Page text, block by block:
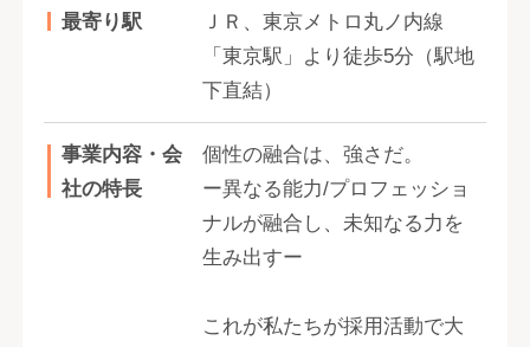
最寄り駅
ＪＲ、東京メトロ丸ノ内線
「東京駅」より徒歩5分（駅地
下直結）
事業内容・会
社の特長
個性の融合は、強さだ。
ー異なる能力/プロフェッショ
ナルが融合し、未知なる力を
生み出すー
これが私たちが採用活動で大